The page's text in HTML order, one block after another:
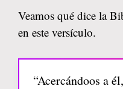
Veamos qué dice la
en este versículo.
“Acercándoos a